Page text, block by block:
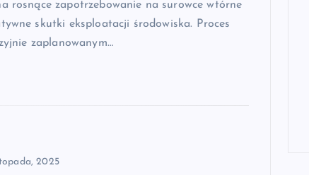
rosnące zapotrzebowanie na surowce wtórne
skutki eksploatacji środowiska. Proces
zaplanowanym…
2025